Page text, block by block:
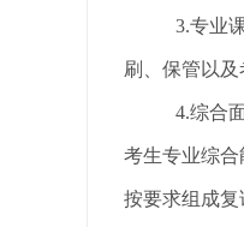
3.专业
刷、保管以
4.综合
考生专业综
按要求组成